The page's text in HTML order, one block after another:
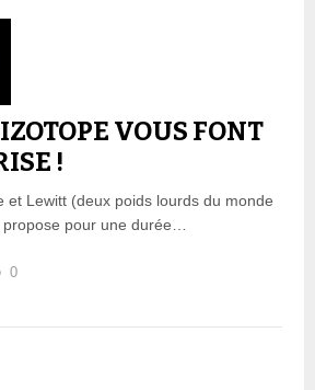
VOUS FONT
!
et Lewitt (deux poids lourds du monde
pour une durée…
0